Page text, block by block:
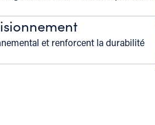
et renforcent la durabilité